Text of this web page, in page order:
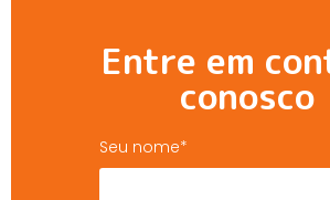
Entre em
conosco
Seu nome*